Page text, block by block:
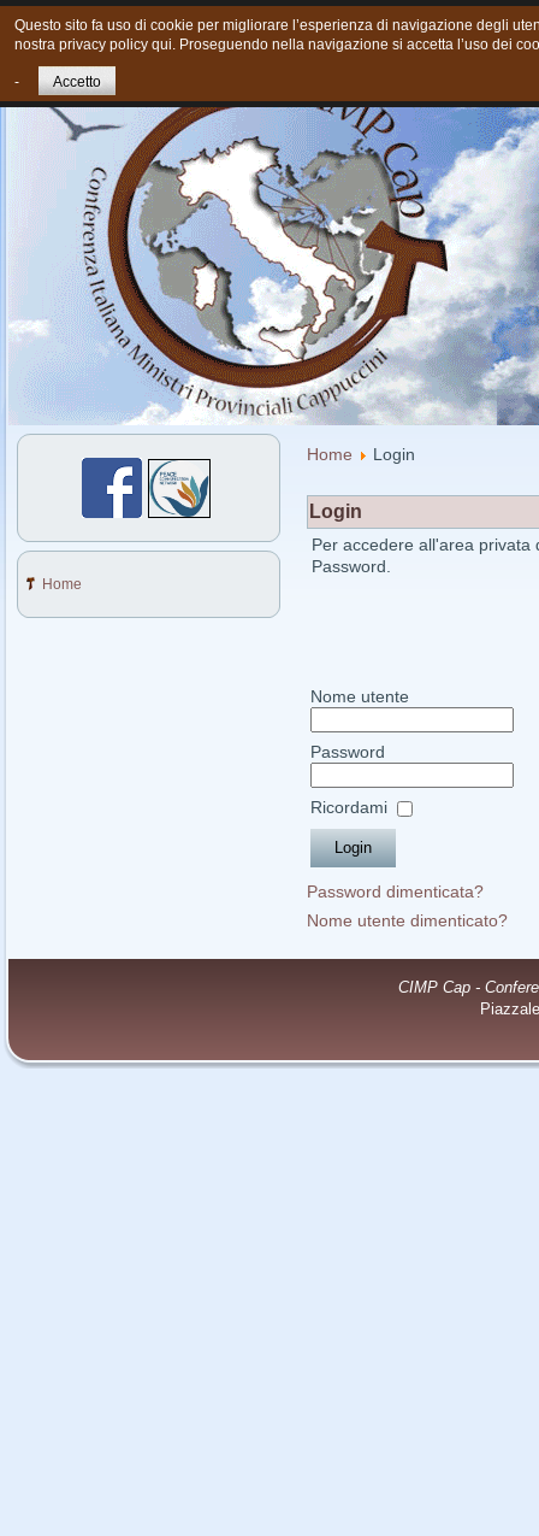
Home Chi siamo Cosa Facciamo oggi Giovani
Home
Home Login
Login
Per accedere all'area privata
Password.
Nome utente
Password
Ricordami
Password dimenticata?
Nome utente dimenticato?
CIMP Cap -
Questo sito fa uso di cookie per migliorare l’esperienza di navigazione degli
nostra privacy policy qui. Proseguendo nella navigazione si accetta l’uso dei
- Accetto